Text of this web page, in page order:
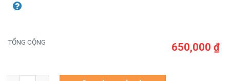
TỔNG CỘNG 650,000 ₫